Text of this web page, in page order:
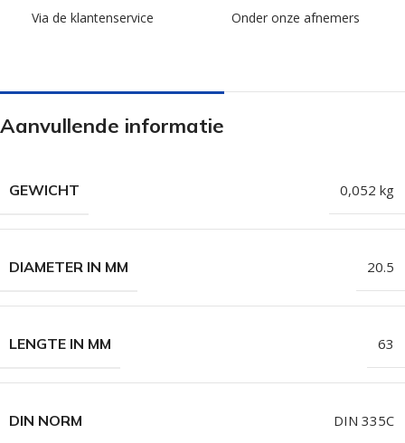
Via de klantenservice Onder onze afnemers
Aanvullende informatie
GEWICHT 0,052 kg
DIAMETER IN MM 20.5
LENGTE IN MM 63
DIN NORM DIN 335C